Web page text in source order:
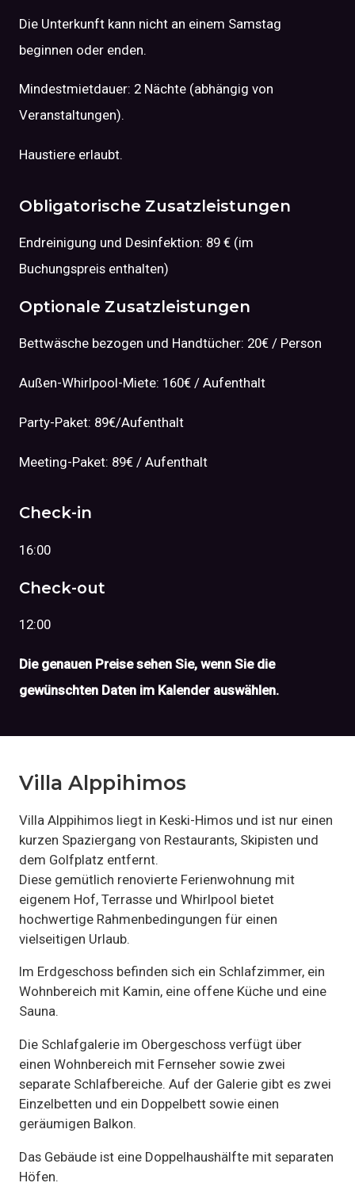
Die Unterkunft kann nicht an einem Samstag
beginnen oder enden.
Mindestmietdauer: 2 Nächte (abhängig von
Veranstaltungen).
Haustiere erlaubt.
Obligatorische Zusatzleistungen
Endreinigung und Desinfektion: 89 € (im
Buchungspreis enthalten)
Optionale Zusatzleistungen
Bettwäsche bezogen und Handtücher: 20€ / Person
Außen-Whirlpool-Miete: 160€ / Aufenthalt
Party-Paket: 89€/Aufenthalt
Meeting-Paket: 89€ / Aufenthalt
Check-in
16:00
Check-out
12:00
Die genauen Preise sehen Sie, wenn Sie die
gewünschten Daten im Kalender auswählen.
Villa Alppihimos
Villa Alppihimos liegt in Keski-Himos und ist nur einen
kurzen Spaziergang von Restaurants, Skipisten und
dem Golfplatz entfernt.
Diese gemütlich renovierte Ferienwohnung mit
eigenem Hof, Terrasse und Whirlpool bietet
hochwertige Rahmenbedingungen für einen
vielseitigen Urlaub.
Im Erdgeschoss befinden sich ein Schlafzimmer, ein
Wohnbereich mit Kamin, eine offene Küche und eine
Sauna.
Die Schlafgalerie im Obergeschoss verfügt über
einen Wohnbereich mit Fernseher sowie zwei
separate Schlafbereiche. Auf der Galerie gibt es zwei
Einzelbetten und ein Doppelbett sowie einen
geräumigen Balkon.
Das Gebäude ist eine Doppelhaushälfte mit separaten
Höfen.